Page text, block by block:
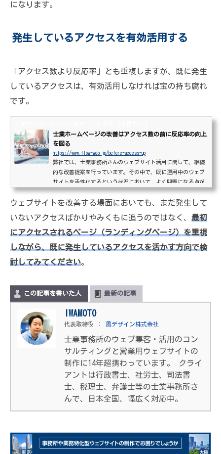
になります。
発生しているアクセスを有効活用する
「アクセス数より反応率」とも重複しますが、既に発生
しているアクセスは、有効活用しなければ宝の持ち腐れ
です。
士業ホームページの改善はアクセス数の前に反応率の向上
を図る
https://www.flow-web.jp/before-access-up
弊社では、士業事務所さんのウェブサイト活用に関して、継続
的な改善提案を行っています。その中で、既に運用中のウェブ
サイトを活性化するという状況において、よく問題になる点が
あります。本ページではその問題の一つ、アクセス数について
あらためて触れておきたいと思います。ウェブサイトから依頼
なのはアクセス数ではない」と書いてしまいましたが、ウェブ
サイトを営業ツールとして活用する上で、アクセス数は軽視し
ウェブサイトを改善する場面においても、まだ発生して
いないアクセスばかりやみくもに追うのではなく、 最初
にアクセスされるページ（ランディングページ）を重視
しながら、既に発生しているアクセスを活かす方向で検
討してみてください。
この記事を書いた人 最新の記事
IWAMOTO
代表取締役 ： 風デザイン株式会社
士業事務所のウェブ集客・活用のコン
サルティングと営業用ウェブサイトの
制作に14年超携わっています。 クライ
アントは行政書士、社労士、司法書
士、税理士、弁護士等の士業事務所さ
んで、日本全国、幅広く対応中。